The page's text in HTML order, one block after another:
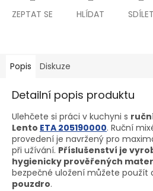
ZEPTAT SE HLÍDAT SDÍLET
Popis Diskuze
Detailní popis produktu
Ulehčete si práci v kuchyni s
Lento ETA 205190000. Ruční
provedení je navržený pro
při užívání. Příslušenství je
hygienicky prověřených
bezpečné uložení můžete použít
pouzdro.